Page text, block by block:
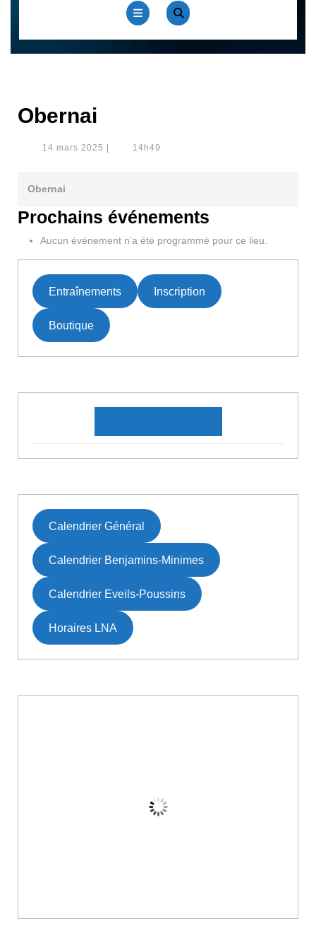
Open
Button
Obernai
14 mars 2025 14
14h49
Obernai
Prochains événements
Aucun événement n’a été programmé pour ce lieu.
Entraînements Inscription
Boutique
Calendrier Général
Calendrier Benjamins-Minimes
Calendrier Eveils-Poussins
Horaires LNA